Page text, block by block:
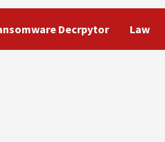
Decrpytor Law